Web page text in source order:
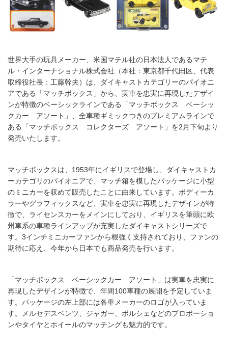
世界大手の玩具メーカー、米国マテル社の日本法人であるマテ
ル・インターナショナル株式会社（本社：東京都千代田区、代表
取締役社長：工藤幹夫）は、ダイキャストカテゴリーのパイオニ
アである「マッチボックス」から、実車を忠実に再現したデザイ
ンが特徴のベーシックラインである「マッチボックス ベーシッ
クカー アソート」、全車種ギミックつきのプレミアムラインで
ある「マッチボックス コレクターズ アソート」を2月下旬より
発売いたします。
マッチボックスは、1953年にイギリスで登場し、ダイキャストカ
ーカテゴリのパイオニアで、マッチ箱を模したパッケージに小型
のミニカーを収めて販売したことに由来しています。ボディーカ
ラーやグラフィックスなど、実車を忠実に再現したデザインが特
徴で、ライセンスカーをメインにしており、イギリスを筆頭に欧
州車系の車種ラインアップが充実したダイキャストシリーズで
す。3インチミニカーファンから根強く支持されており、ファンの
期待に応え、今年から日本でも商品発売を行います。
「マッチボックス ベーシックカー アソート」は実車を忠実に
再現したデザインが特徴で、年間100車種の展開を予定していま
す。パッケージの左上部には各車メーカーのロゴが入っていま
す。メルセデスベンツ、ジャガー、ポルシェなどのプロポーショ
ンやタイヤとホイールのマッチングも魅力的です。